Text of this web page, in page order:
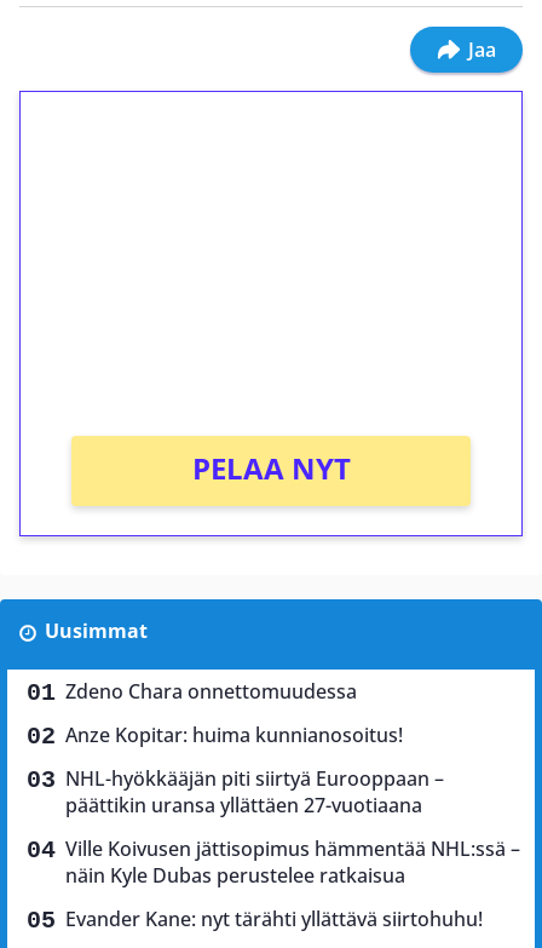
Jaa
PELAA NYT
Uusimmat
Zdeno Chara onnettomuudessa
Anze Kopitar: huima kunnianosoitus!
NHL-hyökkääjän piti siirtyä Eurooppaan –
päättikin uransa yllättäen 27-vuotiaana
Ville Koivusen jättisopimus hämmentää NHL:ssä –
näin Kyle Dubas perustelee ratkaisua
Evander Kane: nyt tärähti yllättävä siirtohuhu!